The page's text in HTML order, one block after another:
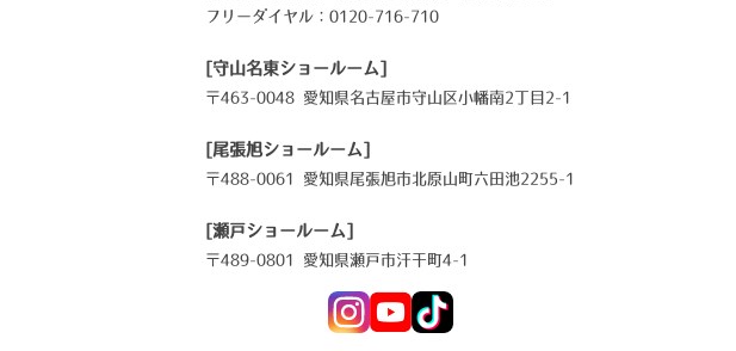
フリーダイヤル： 0120-716-710
[守山名東ショールーム]
〒463-0048 愛知県名古屋市守山区小幡南2丁目2-1
[尾張旭ショールーム]
〒488-0061 愛知県尾張旭市北原山町六田池2255-1
[瀬戸ショールーム]
〒489-0801 愛知県瀬戸市汗干町4-1